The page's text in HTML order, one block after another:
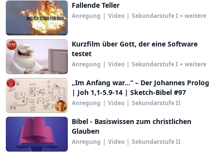
Fallende Teller
Anregung | Video | Sekundarstufe I + weitere
Kurzfilm über Gott, der eine Software
testet
Anregung | Video | Sekundarstufe I + weitere
„Im Anfang war...“ – Der Johannes Prolog
| Joh 1,1-5.9-14 | Sketch-Bibel #97
Anregung | Video | Sekundarstufe II
Bibel - Basiswissen zum christlichen
Glauben
Anregung | Video | Sekundarstufe II